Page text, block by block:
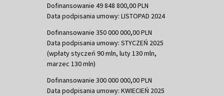
Dofinansowanie 49 848 800,00 PLN
Data podpisania umowy: LISTOPAD 2024
Dofinansowanie 350 000 000,00 PLN
Data podpisania umowy: STYCZEŃ 2025
(wpłaty styczeń 90 mln, luty 130 mln,
marzec 130 mln)
Dofinansowanie 300 000 000,00 PLN
Data podpisania umowy: KWIECIEŃ 2025